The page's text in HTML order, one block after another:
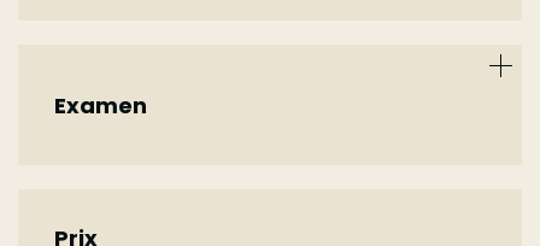
Examen
Rapport écrit de 18 pages à rendre en fin de
Prix